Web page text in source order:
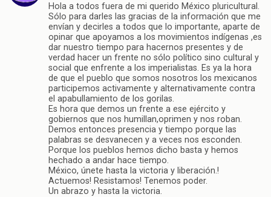
Hola a todos fuera de mi querido México pluricultural.
Sólo para darles las gracias de la información que me
envían y decirles a todos que lo importante, aparte de
opinar que apoyamos a los movimientos indígenas ,es
dar nuestro tiempo para hacernos presentes y de
verdad hacer un frente no sólo político sino cultural y
social que enfrente a los imperialistas. Es ya la hora
de que el pueblo que somos nosotros los mexicanos
participemos activamente y alternativamente contra
el apabullamiento de los gorilas.
Es hora que demos un frente a ese ejército y
gobiernos que nos humillan,oprimen y nos roban.
Demos entonces presencia y tiempo porque las
palabras se desvanecen y a veces nos esconden.
Porque los pueblos hemos dicho basta y hemos
hechado a andar hace tiempo.
México, únete hasta la victoria y liberación.!
Actuemos! Resistamos! Tenemos poder.
Un abrazo y hasta la victoria.